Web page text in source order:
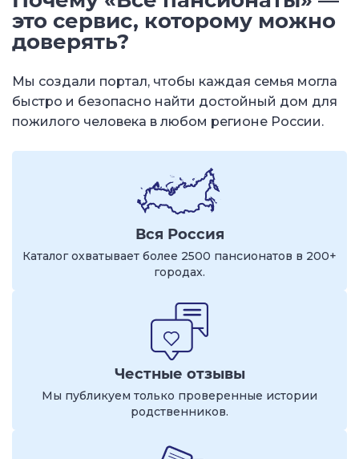
это сервис, которому можно
доверять?
Мы создали портал, чтобы каждая семья могла
быстро и безопасно найти достойный дом для
пожилого человека в любом регионе России.
Вся Россия
Каталог охватывает более 2500 пансионатов в 200+
городах.
Честные отзывы
Мы публикуем только проверенные истории
родственников.